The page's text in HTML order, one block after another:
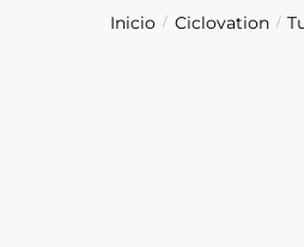
Inicio / Ciclovation /